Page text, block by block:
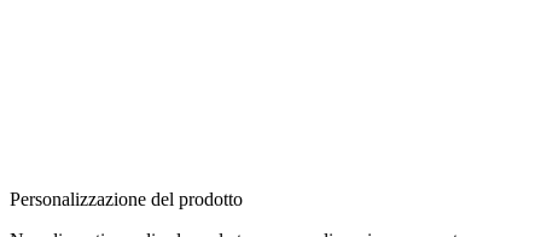
Personalizzazione del prodotto